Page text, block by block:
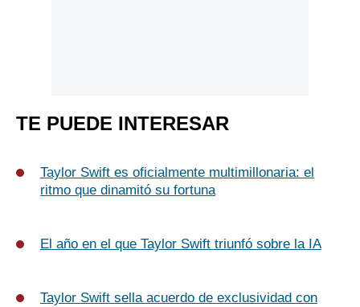
TE PUEDE INTERESAR
Taylor Swift es oficialmente multimillonaria: el
ritmo que dinamitó su fortuna
El año en el que Taylor Swift triunfó sobre la IA
Taylor Swift sella acuerdo de exclusividad con